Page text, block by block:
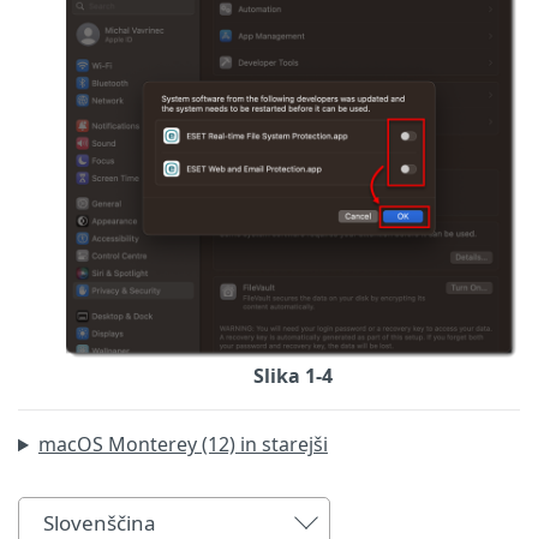
Slika 1-4
macOS Monterey (12) in starejši
Slovenščina